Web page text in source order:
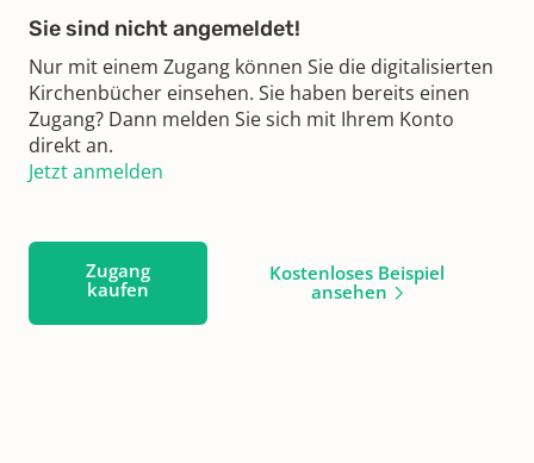
Sie sind nicht angemeldet!
Nur mit einem Zugang können Sie die digitalisierten
Kirchenbücher einsehen. Sie haben bereits einen
Zugang? Dann melden Sie sich mit Ihrem Konto
direkt an.
Jetzt anmelden
Zugang
kaufen
Kostenloses Beispiel
ansehen